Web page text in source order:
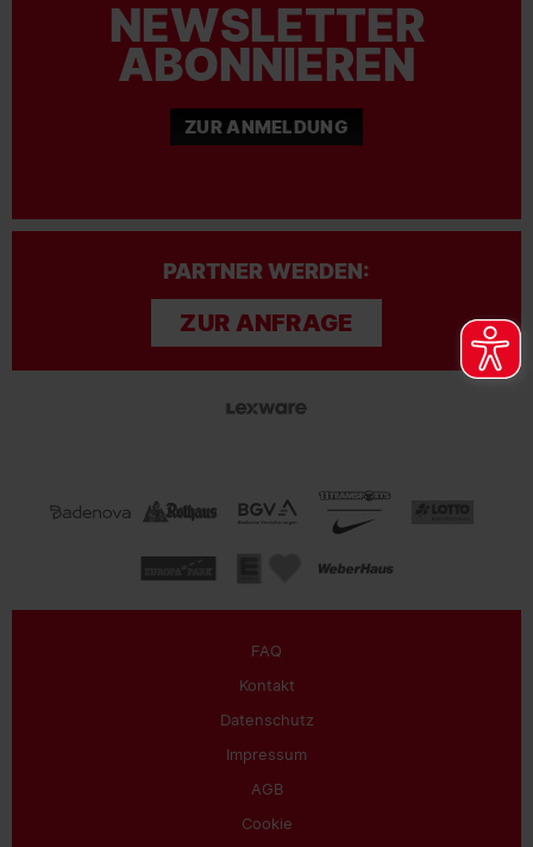
NEWSLETTER
ABONNIEREN
ZUR ANMELDUNG
PARTNER WERDEN:
ZUR ANFRAGE
FAQ
Kontakt
Datenschutz
Impressum
AGB
Cookie